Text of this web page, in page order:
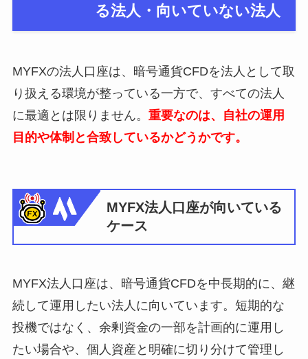
る法人・向いていない法人
MYFXの法人口座は、暗号通貨CFDを法人として取
り扱える環境が整っている一方で、すべての法人
に最適とは限りません。 重要なのは、自社の運用
目的や体制と合致しているかどうかです。
MYFX法人口座が向いている
ケース
MYFX法人口座は、暗号通貨CFDを中長期的に、継
続して運用したい法人に向いています。短期的な
投機ではなく、余剰資金の一部を計画的に運用し
たい場合や、個人資産と明確に切り分けて管理し